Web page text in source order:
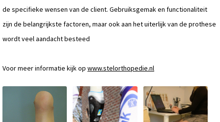
de specifieke wensen van de client. Gebruiksgemak en functionaliteit
zijn de belangrijkste factoren, maar ook aan het uiterlijk van de prothese
wordt veel aandacht besteed
Voor meer informatie kijk op www.stelorthopedie.nl